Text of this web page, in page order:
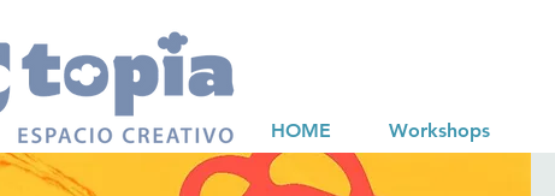
HOME Workshops